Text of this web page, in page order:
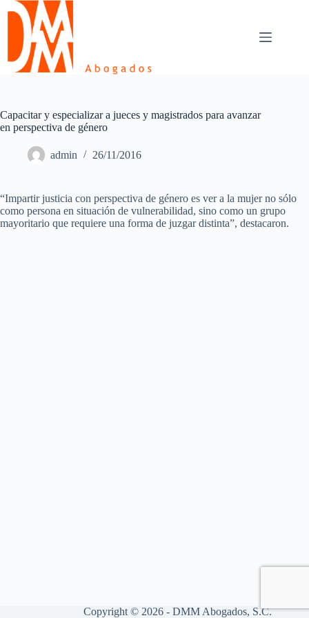
Skip
content
Capacitar y especializar a jueces y magistrados para avanzar
en perspectiva de género
admin 26/11/2016
“Impartir justicia con perspectiva de género es ver a la mujer no sólo
como persona en situación de vulnerabilidad, sino como un grupo
mayoritario que requiere una forma de juzgar distinta”, destacaron.
Copyright © 2026 - DMM Abogados, S.C.